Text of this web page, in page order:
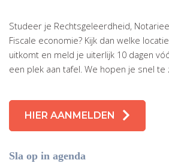
Studeer je Rechtsgeleerdheid,
Fiscale economie? Kijk dan welke
uitkomt en meld je uiterlijk 10 dagen
een plek aan tafel. We hopen je snel te
HIER AANMELDEN
Sla op in agenda